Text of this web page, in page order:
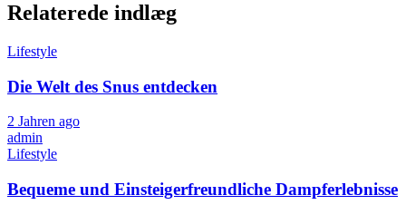
Relaterede indlæg
Lifestyle
Die Welt des Snus entdecken
2 Jahren ago
admin
Lifestyle
Bequeme und Einsteigerfreundliche Dampferlebnisse